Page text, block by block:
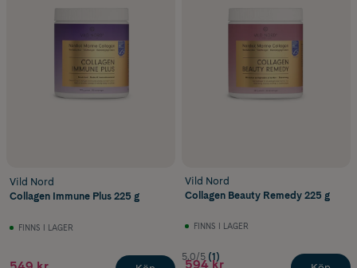
Vild Nord
Collagen Immune Plus 225 g
FINNS I LAGER
Vild Nord
Collagen Beauty Remedy 225 g
FINNS I LAGER
5.0/5 (1)
594 kr